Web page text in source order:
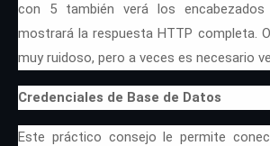
con 5 también verá los
mostrará la respuesta HTTP completa.
muy ruidoso, pero a veces es necesario
Credenciales de Base de Datos
Este práctico consejo le permite